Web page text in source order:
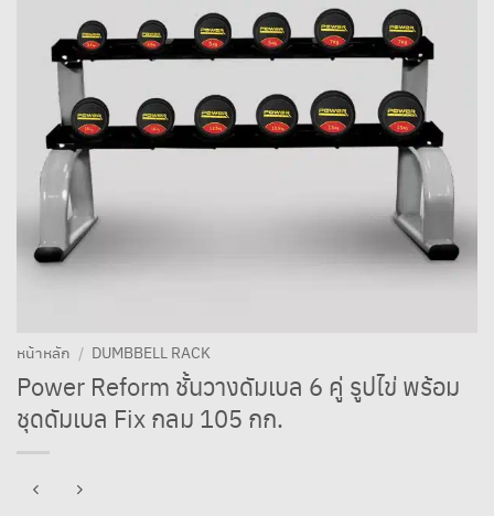
หน้าหลัก / DUMBBELL RACK
Power Reform ชั้นวางดัมเบล 6 คู่ รูปไข่ พร้อม
ชุดดัมเบล Fix กลม 105 กก.